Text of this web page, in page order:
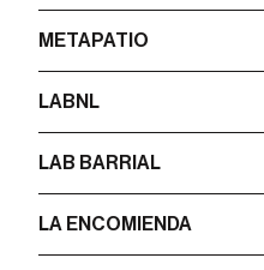
METAPATIO
LABNL
LAB BARRIAL
LA ENCOMIENDA